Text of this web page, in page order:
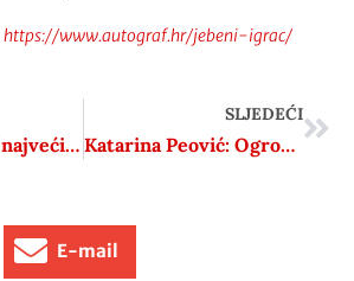
https://www.autograf.hr/jebeni-igrac/
Tito – jedan od najvećih zločinaca 20. stoljeća?! – Ivo Goldstein: “Povijesni revizionizam…”
SLJEDEĆI
Katarina Peović: Ogroman broj stranih radnika ugrožava poziciju hrvatskog radnika
E-mail